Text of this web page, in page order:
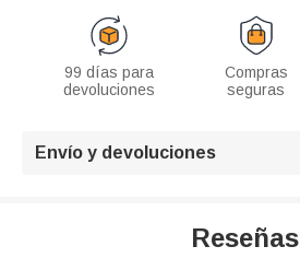
99 días para
devoluciones
Compras
seguras
Envío y devoluciones
Reseñas